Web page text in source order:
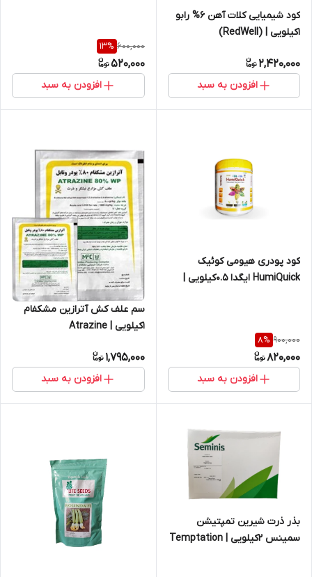
کود شیمیایی کلات آهن 6% رابو
1کیلویی | (RedWell)
2,420,000
افزودن به سبد
600,000
13%
520,000
افزودن به سبد
کود پودری هیومی کوئیک
HumiQuick ایگدا 0.5کیلویی |
900,000
8%
820,000
افزودن به سبد
سم علف کش آترازین مشکفام
1کیلویی | Atrazine
1,795,000
افزودن به سبد
بذر ذرت شیرین تمپتیشن
سمینس 2کیلویی | Temptation